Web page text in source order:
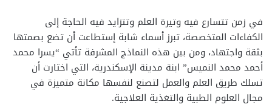
في زمن تتسارع فيه وتيرة العلم وتتزايد فيه الحاجة إلى
الكفاءات المتخصصة، تبرز أسماء شابة إستطاعت أن تضع بصمتها
بثقة واجتهاد، ومن بين هذه النماذج المشرفة تأتي “يسرا محمد
أحمد محمد النميس” ابنة مدينة الإسكندرية، التي اختارت أن
تسلك طريق العلم والعمل لتصنع لنفسها مكانة متميزة في
مجال العلوم الطبية والتغذية العلاجية.